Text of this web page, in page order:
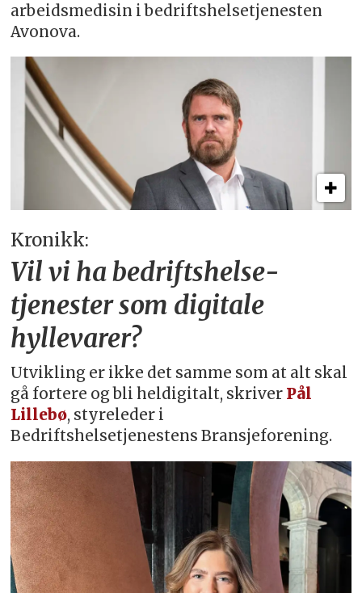
arbeidsmedisin i bedriftshelsetjenesten
Avonova.
Kronikk:
Vil vi ha bedriftshelse­
tjenester som digitale
hyllevarer?
Utvikling er ikke det samme som at alt skal
gå fortere og bli heldigitalt, skriver Pål
Lillebø, styreleder i
Bedriftshelsetjenestens Bransjeforening.